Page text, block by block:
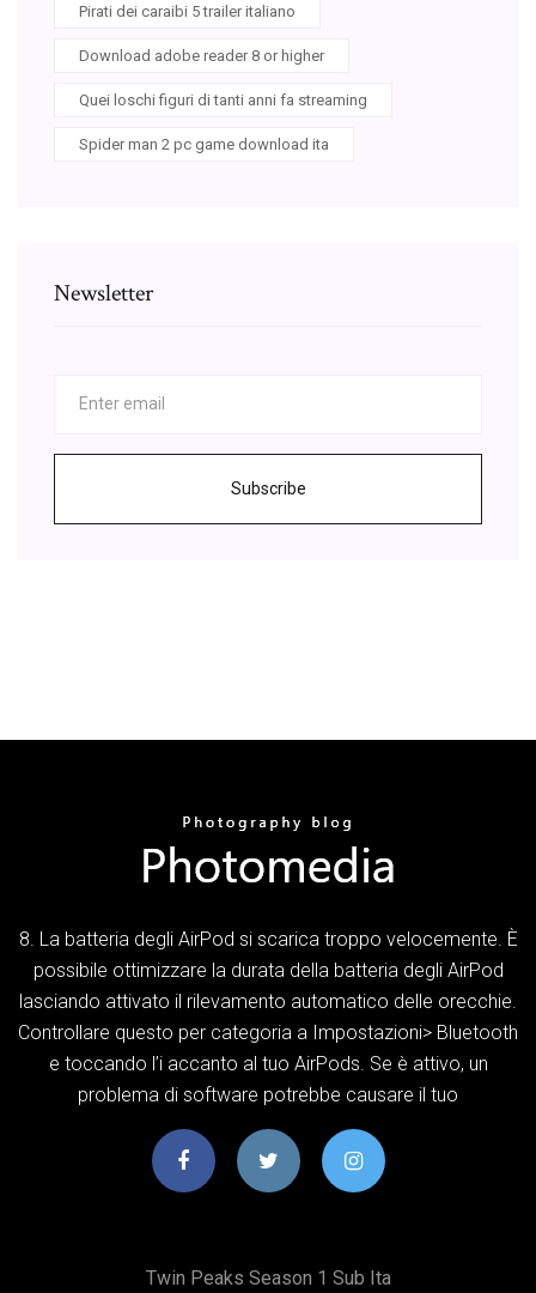
Pirati dei caraibi 5 trailer italiano
Download adobe reader 8 or higher
Quei loschi figuri di tanti anni fa streaming
Spider man 2 pc game download ita
Newsletter
Subscribe
8. La batteria degli AirPod si scarica troppo velocemente. È
possibile ottimizzare la durata della batteria degli AirPod
lasciando attivato il rilevamento automatico delle orecchie.
Controllare questo per categoria a Impostazioni> Bluetooth
e toccando l’i accanto al tuo AirPods. Se è attivo, un
problema di software potrebbe causare il tuo
Twin Peaks Season 1 Sub Ita